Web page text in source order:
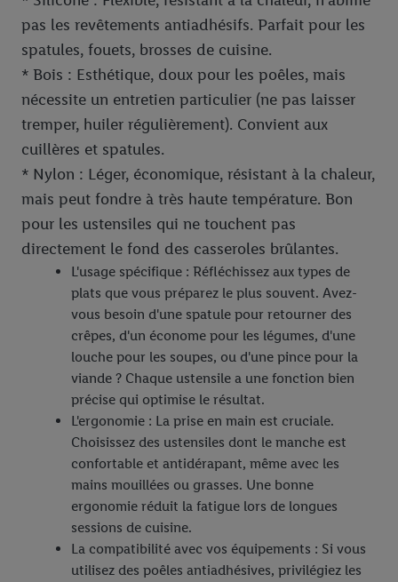
pas les revêtements antiadhésifs. Parfait pour les
spatules, fouets, brosses de cuisine.
* Bois : Esthétique, doux pour les poêles, mais
nécessite un entretien particulier (ne pas laisser
tremper, huiler régulièrement). Convient aux
cuillères et spatules.
* Nylon : Léger, économique, résistant à la chaleur,
mais peut fondre à très haute température. Bon
pour les ustensiles qui ne touchent pas
directement le fond des casseroles brûlantes.
L'usage spécifique : Réfléchissez aux types de
plats que vous préparez le plus souvent. Avez-
vous besoin d'une spatule pour retourner des
crêpes, d'un économe pour les légumes, d'une
louche pour les soupes, ou d'une pince pour la
viande ? Chaque ustensile a une fonction bien
précise qui optimise le résultat.
L'ergonomie : La prise en main est cruciale.
Choisissez des ustensiles dont le manche est
confortable et antidérapant, même avec les
mains mouillées ou grasses. Une bonne
ergonomie réduit la fatigue lors de longues
sessions de cuisine.
La compatibilité avec vos équipements : Si vous
utilisez des poêles antiadhésives, privilégiez les